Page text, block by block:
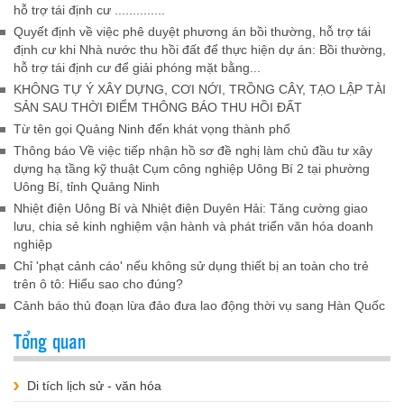
hỗ trợ tái định cư ..............
Quyết định về việc phê duyệt phương án bồi thường, hỗ trợ tái
định cư khi Nhà nước thu hồi đất để thực hiện dự án: Bồi thường,
hỗ trợ tái định cư để giải phóng mặt bằng...
KHÔNG TỰ Ý XÂY DỰNG, CƠI NỚI, TRỒNG CÂY, TẠO LẬP TÀI
SẢN SAU THỜI ĐIỂM THÔNG BÁO THU HỒI ĐẤT
Từ tên gọi Quảng Ninh đến khát vọng thành phố
Thông báo Về việc tiếp nhận hồ sơ đề nghị làm chủ đầu tư xây
dựng hạ tầng kỹ thuật Cụm công nghiệp Uông Bí 2 tại phường
Uông Bí, tỉnh Quảng Ninh
Nhiệt điện Uông Bí và Nhiệt điện Duyên Hải: Tăng cường giao
lưu, chia sẻ kinh nghiệm vận hành và phát triển văn hóa doanh
nghiệp
Chỉ 'phạt cảnh cáo' nếu không sử dụng thiết bị an toàn cho trẻ
trên ô tô: Hiểu sao cho đúng?
Cảnh báo thủ đoạn lừa đảo đưa lao động thời vụ sang Hàn Quốc
Tổng quan
Di tích lịch sử - văn hóa